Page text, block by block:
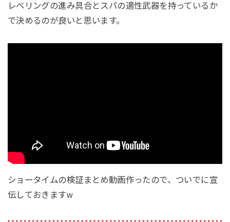
レベリングの進み具合とスパの適性武器を持っているか
で決めるのが良いと思います。
ショータイムの検証まとめ動画作ったので、ついでに宣
伝しておきますw